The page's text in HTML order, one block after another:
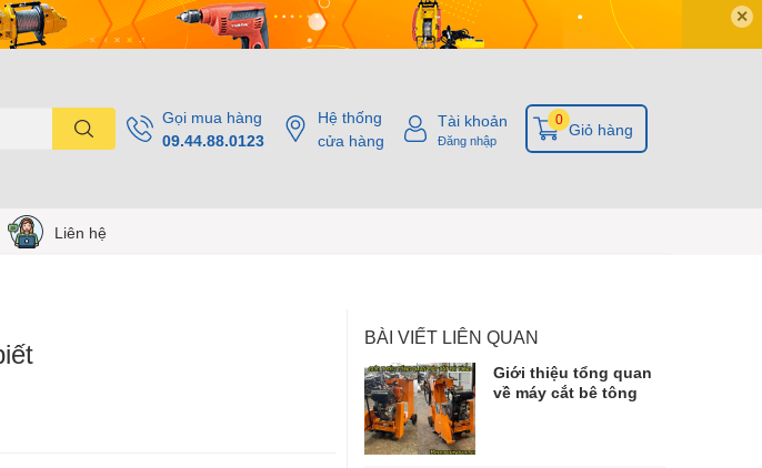
✕
Gọi mua hàng
09.44.88.0123
Hệ thống
cửa hàng
Tài khoản
Đăng nhập
Giỏ hàng
0
Liên hệ
BÀI VIẾT LIÊN QUAN
Giới thiệu tổng quan
về máy cắt bê tông